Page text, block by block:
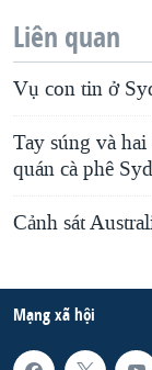
Liên quan
Vụ con tin ở
Tay súng và
quán cà phê
Cảnh sát
Mạng xã hội